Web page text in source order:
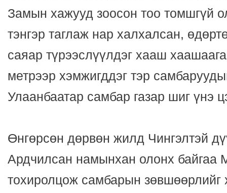
Замын хажууд зоосон тоо томшгүй
тэнгэр таглаж нар халхалсан,
саяар түрээслүүлдэг хааш
метрээр хэмжигддэг тэр
Улаанбаатар самбар газар шиг үнэ
Өнгөрсөн дөрвөн жилд Чингэлтэй
Ардчилсан намынхан олонх байгаа
тохиролцож самбарын зөвшөөрлийг